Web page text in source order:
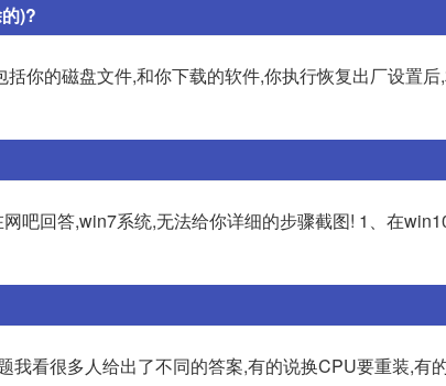
)?
你的磁盘文件,和你下载的软件,你执行恢复出厂设置
吧回答,win7系统,无法给你详细的步骤截图! 1、在
看很多人给出了不同的答案,有的说换CPU要重装,有